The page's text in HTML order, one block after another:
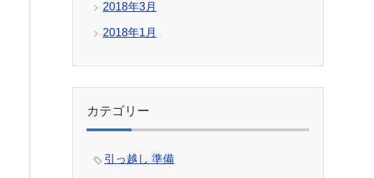
2018年3月
2018年1月
カテゴリー
引っ越し 準備